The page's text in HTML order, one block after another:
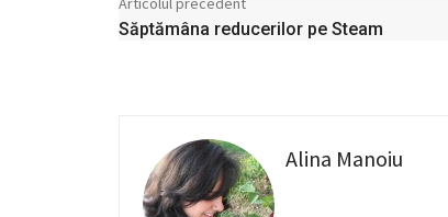
Săptămâna reducerilor pe Steam
Alina Manoiu